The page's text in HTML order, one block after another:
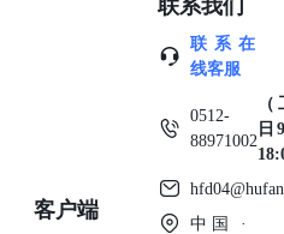
客户端
联系在
线客服
0512-
88971002
日
中国 ·